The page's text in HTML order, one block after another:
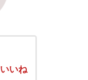
いいね